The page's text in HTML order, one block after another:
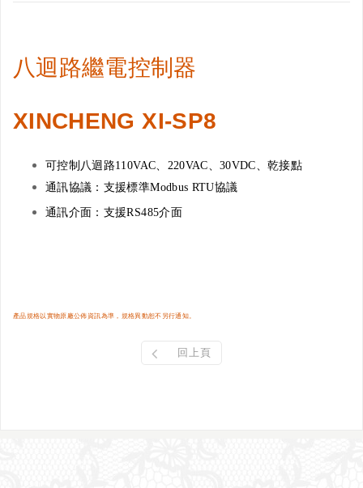
八迴路繼電控制器
XINCHENG XI-SP8
可控制八迴路110VAC 220VAC 、30VDC 、乾接點
通訊協議：支援標準Modbus RTU協議
通訊介面：支援RS485介面
產品規格以實物原廠公佈資訊為準，規格異動恕不另行通知。
回上頁